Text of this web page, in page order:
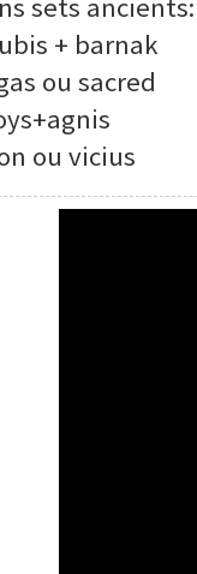
sets ancients:
+ barnak
ou sacred
ou vicius